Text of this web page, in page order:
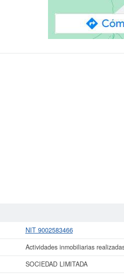
NIT 9002583466
Actividades inmobiliarias
SOCIEDAD LIMITADA